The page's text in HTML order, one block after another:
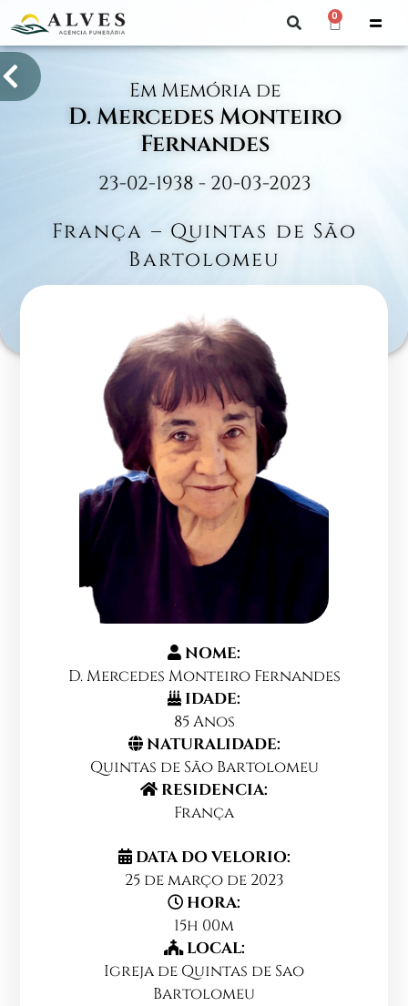
0
Em Memória de
D. Mercedes Monteiro
Fernandes
23-02-1938 - 20-03-2023
França – Quintas de São
Bartolomeu
NOME:
D. Mercedes Monteiro Fernandes
IDADE:
85 Anos
NATURALIDADE:
Quintas de São Bartolomeu
RESIDENCIA:
França
DATA DO VELORIO:
25 de março de 2023
HORA:
15h 00m
LOCAL:
Igreja de Quintas de Sao
Bartolomeu